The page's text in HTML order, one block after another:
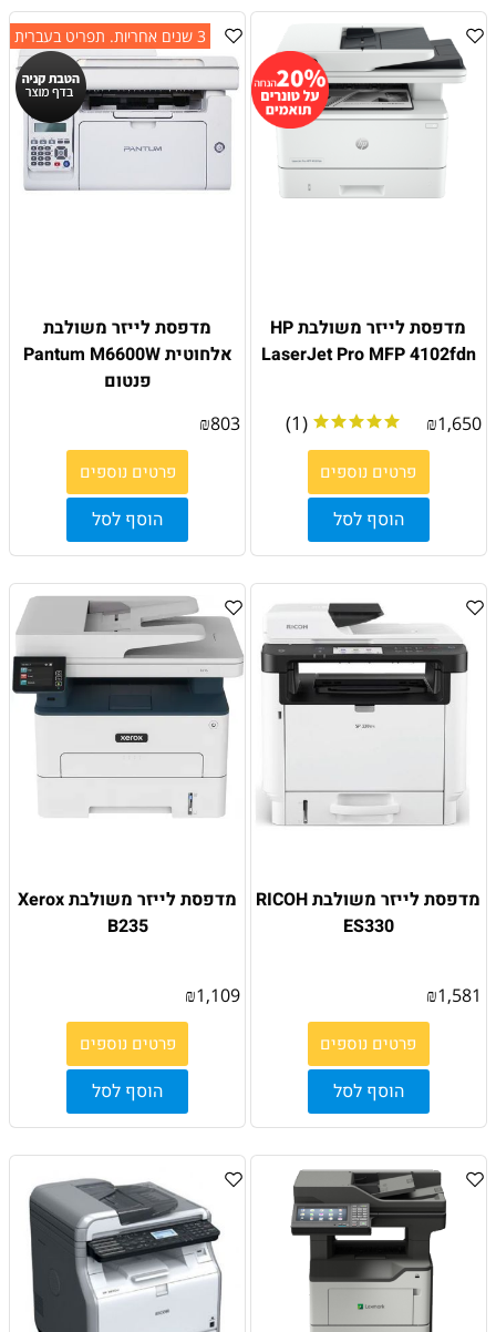
מדפסת לייזר משולבת HP
LaserJet Pro MFP 4102fdn
₪1,650
(1)
פרטים נוספים
הוסף לסל
3 שנים אחריות. תפריט בעברית
מדפסת לייזר משולבת
אלחוטית Pantum M6600W
פנטום
₪803
פרטים נוספים
הוסף לסל
מדפסת לייזר משולבת RICOH
ES330
₪1,581
פרטים נוספים
הוסף לסל
מדפסת לייזר משולבת Xerox
B235
₪1,109
פרטים נוספים
הוסף לסל